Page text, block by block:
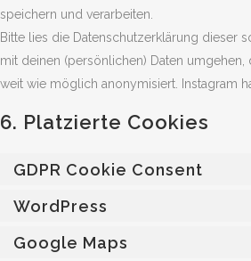
speichern und verarbeiten.
Bitte lies die Datenschutzerklärung dieser
mit deinen (persönlichen) Daten
weit wie möglich anonymisiert. Instagram
6. Platzierte Cookies
GDPR Cookie Consent
WordPress
Google Maps